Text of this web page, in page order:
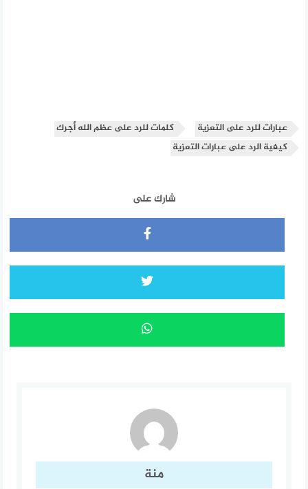
عبارات للرد على التعزية
كلمات للرد على عظم الله أجرك
كيفية الرد على عبارات التعزية
شارك على
منة